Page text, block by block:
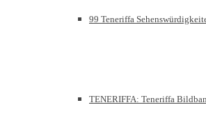
99 Teneriffa
TENERIFFA: Teneriffa